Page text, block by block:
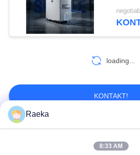
BITTE UM
EIN
COMPRESSOR
SITEMAP
ETL
loading...
KONTAKT!
Raeka
8:33 AM